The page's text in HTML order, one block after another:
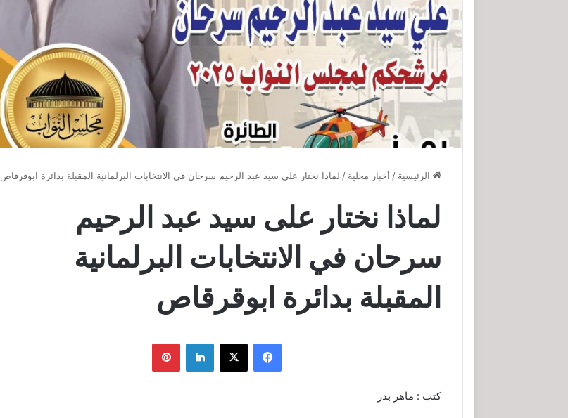
الرئيسية / أخبار محلية / لماذا نختار على سيد عبد الرحيم سرحان في الانتخابات البرلمانية المقبلة بدائرة ابوقرقاص
لماذا نختار على سيد عبد الرحيم
سرحان في الانتخابات البرلمانية
المقبلة بدائرة ابوقرقاص
فيسبوك ‫X لينكدإن بينتيريست
كتب : ماهر بدر